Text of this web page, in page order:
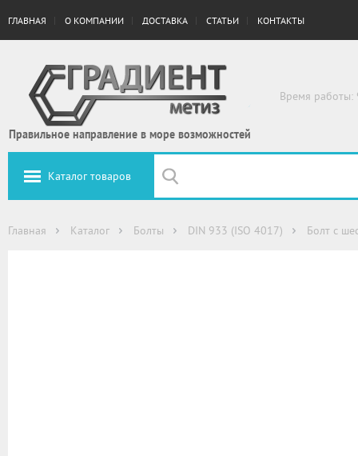
ГЛАВНАЯ О КОМПАНИИ ДОСТАВКА СТАТЬИ КОНТАКТЫ
Правильное направление в море возможностей
Время работы:
Каталог товаров
Главная Каталог Болты DIN 933 (ISO 4017) Болт с